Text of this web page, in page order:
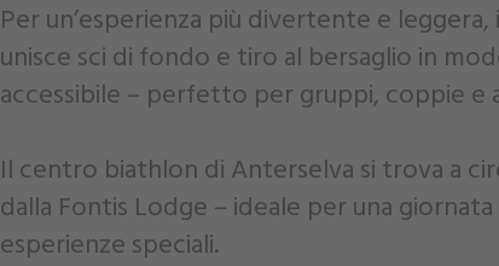
Per un’esperienza più divertente e leggera,
unisce sci di fondo e tiro al bersaglio in
accessibile – perfetto per gruppi, coppie e
Il centro biathlon di Anterselva si trova a
dalla Fontis Lodge – ideale per una
esperienze speciali.